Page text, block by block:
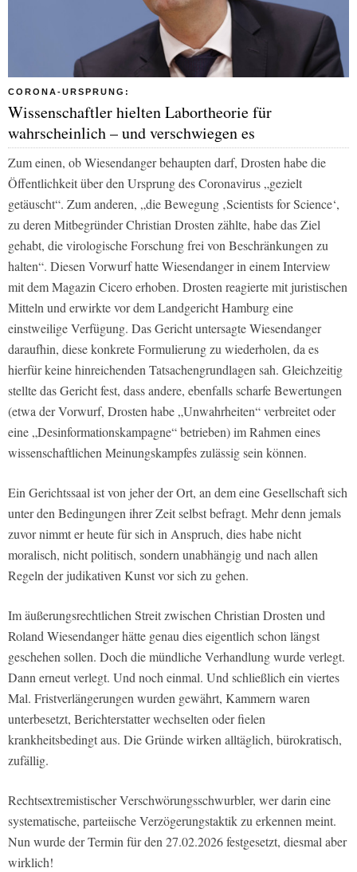
CORONA-URSPRUNG:
Wissenschaftler hielten Labortheorie für
wahrscheinlich – und verschwiegen es
Zum einen, ob Wiesendanger behaupten darf, Drosten habe die
Öffentlichkeit über den Ursprung des Coronavirus „gezielt
getäuscht“. Zum anderen, „die Bewegung ‚Scientists for Science‘,
zu deren Mitbegründer Christian Drosten zählte, habe das Ziel
gehabt, die virologische Forschung frei von Beschränkungen zu
halten“. Diesen Vorwurf hatte Wiesendanger in einem Interview
mit dem MagazinCiceroerhoben. Drosten reagierte mit juristischen
Mitteln und erwirkte vor dem Landgericht Hamburg eine
einstweilige Verfügung. Das Gericht untersagte Wiesendanger
daraufhin, diese konkrete Formulierung zu wiederholen, da es
hierfür keine hinreichenden Tatsachengrundlagen sah. Gleichzeitig
stellte das Gericht fest, dass andere, ebenfalls scharfe Bewertungen
(etwa der Vorwurf, Drosten habe „Unwahrheiten“ verbreitet oder
eine „Desinformationskampagne“ betrieben) im Rahmen eines
wissenschaftlichen Meinungskampfes zulässig sein können.
Ein Gerichtssaal ist von jeher der Ort, an dem eine Gesellschaft sich
unter den Bedingungen ihrer Zeit selbst befragt. Mehr denn jemals
zuvor nimmt er heute für sich in Anspruch, dies habe nicht
moralisch, nicht politisch, sondern unabhängig und nach allen
Regeln der judikativen Kunst vor sich zu gehen.
Im äußerungsrechtlichen Streit zwischen Christian Drosten und
Roland Wiesendanger hätte genau dies eigentlich schon längst
geschehen sollen. Doch die mündliche Verhandlung wurde verlegt.
Dann erneut verlegt. Und noch einmal. Und schließlich ein viertes
Mal. Fristverlängerungen wurden gewährt, Kammern waren
unterbesetzt, Berichterstatter wechselten oder fielen
krankheitsbedingt aus. Die Gründe wirken alltäglich, bürokratisch,
zufällig.
Rechtsextremistischer Verschwörungsschwurbler, wer darin eine
systematische, parteiische Verzögerungstaktik zu erkennen meint.
Nun wurde der Termin für den 27.02.2026 festgesetzt, diesmal aber
wirklich!